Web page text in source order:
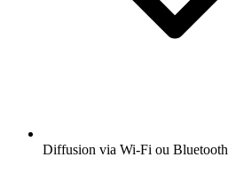
Diffusion via Wi-Fi ou Bluetooth